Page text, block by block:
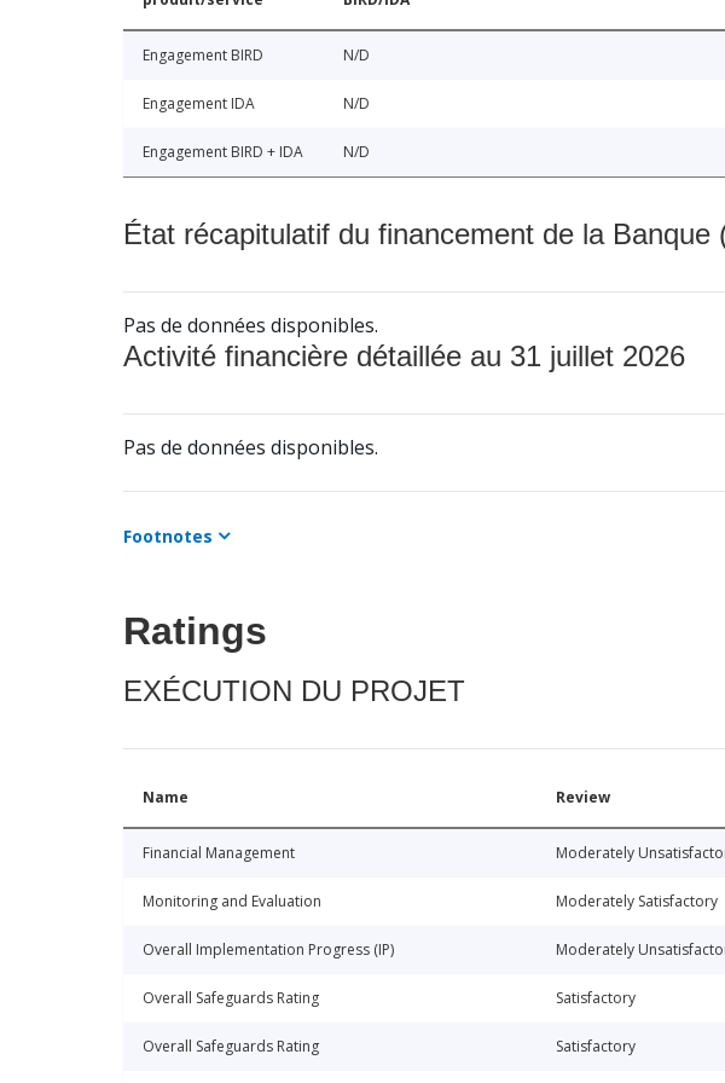
Engagement BIRD N/D
Engagement IDA N/D
Engagement BIRD + IDA N/D
État récapitulatif du financement de la
Pas de données disponibles.
Activité financière détaillée au 31 juillet 2026
Pas de données disponibles.
Footnotes
Ratings
EXÉCUTION DU PROJET
Name Review
Financial Management Moderately
Monitoring and Evaluation Moderately Satisfactory
Overall Implementation Progress (IP) Moderately
Overall Safeguards Rating Satisfactory
Overall Safeguards Rating Satisfactory